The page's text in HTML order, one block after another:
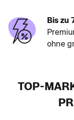
Bis zu
ohne
TOP-